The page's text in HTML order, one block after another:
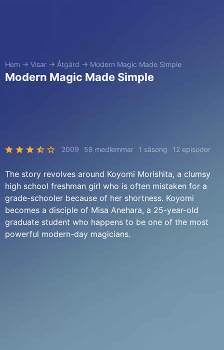
Hem → Visar → Åtgärd → Modern Magic Made Simple
Modern Magic Made Simple
2009 58 medlemmar 1 säsong 12 episoder
The story revolves around Koyomi Morishita, a clumsy
high school freshman girl who is often mistaken for a
grade-schooler because of her shortness. Koyomi
becomes a disciple of Misa Anehara, a 25-year-old
graduate student who happens to be one of the most
powerful modern-day magicians.